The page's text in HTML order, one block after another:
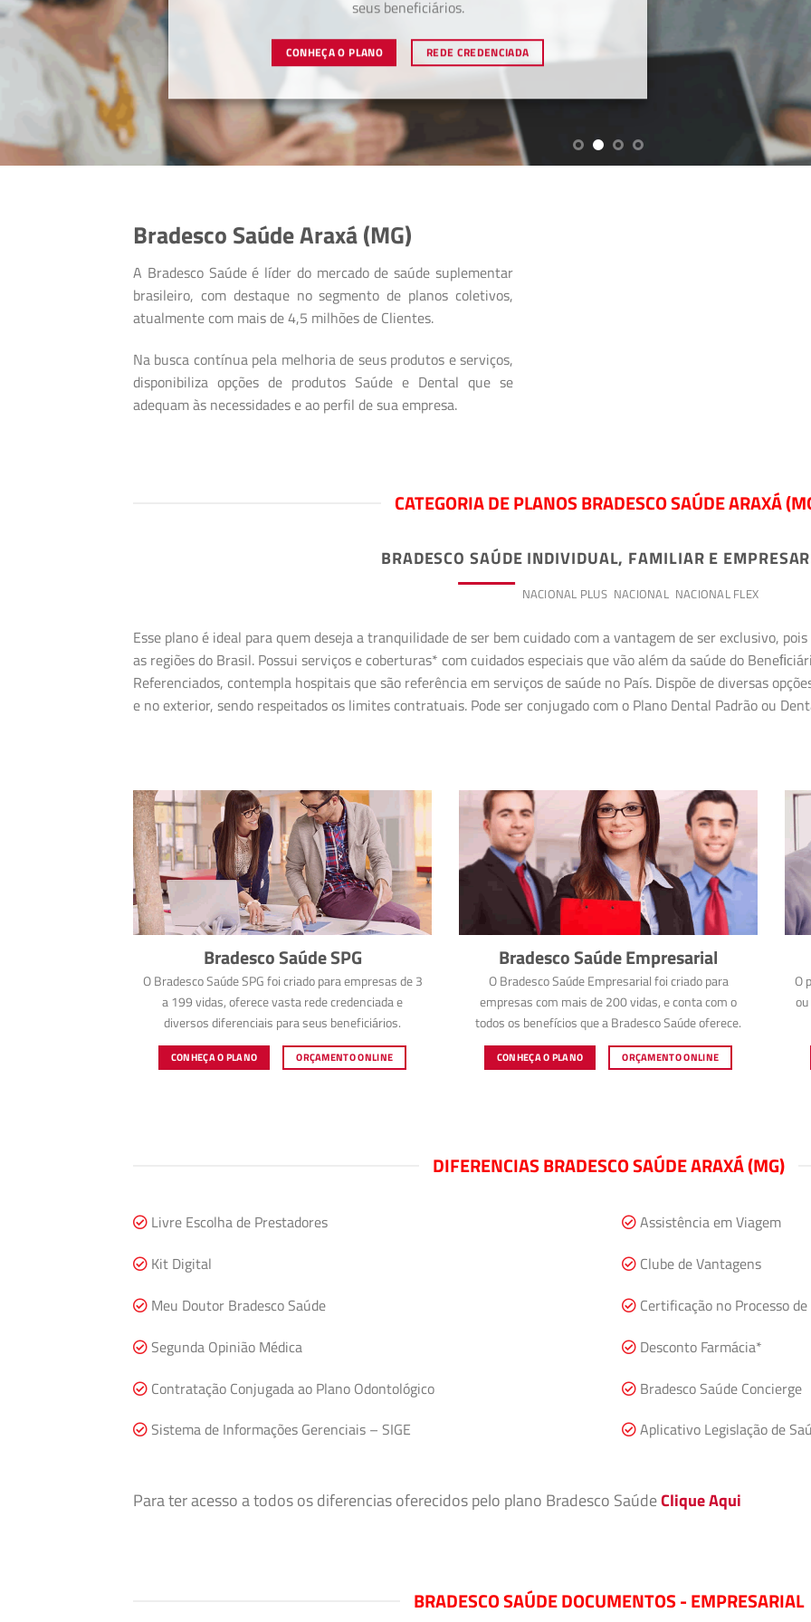
seus beneficiários.
CONHEÇA O PLANO REDE CREDENCIADA
Bradesco Saúde Araxá (MG)
A Bradesco Saúde é líder do mercado de saúde suplementar
brasileiro, com destaque no segmento de planos coletivos,
atualmente com mais de 4,5 milhões de Clientes.
Na busca contínua pela melhoria de seus produtos e serviços,
disponibiliza opções de produtos Saúde e Dental que se
adequam às necessidades e ao perfil de sua empresa.
CATEGORIA DE PLANOS BRADESCO SAÚDE ARAXÁ
BRADESCO SAÚDE INDIVIDUAL, FAMILIAR E
NACIONAL PLUS NACIONAL NACIONAL FLEX
Esse plano é ideal para quem deseja a tranquilidade de ser bem cuidado com a vantagem de ser exclusivo,
as regiões do Brasil. Possui serviços e coberturas* com cuidados especiais que vão além da saúde do
Referenciados, contempla hospitais que são referência em serviços de saúde no País. Dispõe de diversas
e no exterior, sendo respeitados os limites contratuais. Pode ser conjugado com o Plano Dental Padrão ou
Bradesco Saúde SPG
O Bradesco Saúde SPG foi criado para empresas de 3
a 199 vidas, oferece vasta rede credenciada e
diversos diferenciais para seus beneficiários.
CONHEÇA O PLANO ORÇAMENTO ONLINE
Bradesco Saúde Empresarial
O Bradesco Saúde Empresarial foi criado para
empresas com mais de 200 vidas, e conta com o
todos os benefícios que a Bradesco Saúde oferece.
CONHEÇA O PLANO ORÇAMENTO ONLINE
O
DIFERENCIAS BRADESCO SAÚDE ARAXÁ (MG)
Livre Escolha de Prestadores
Kit Digital
Meu Doutor Bradesco Saúde
Segunda Opinião Médica
Contratação Conjugada ao Plano Odontológico
Sistema de Informações Gerenciais – SIGE
Assistência em Viagem
Clube de Vantagens
Certificação no Processo
Desconto Farmácia*
Bradesco Saúde Concierge
Aplicativo Legislação de
Para ter acesso a todos os diferencias oferecidos pelo plano Bradesco SaúdeClique Aqui
BRADESCO SAÚDE DOCUMENTOS - EMPRESARIAL